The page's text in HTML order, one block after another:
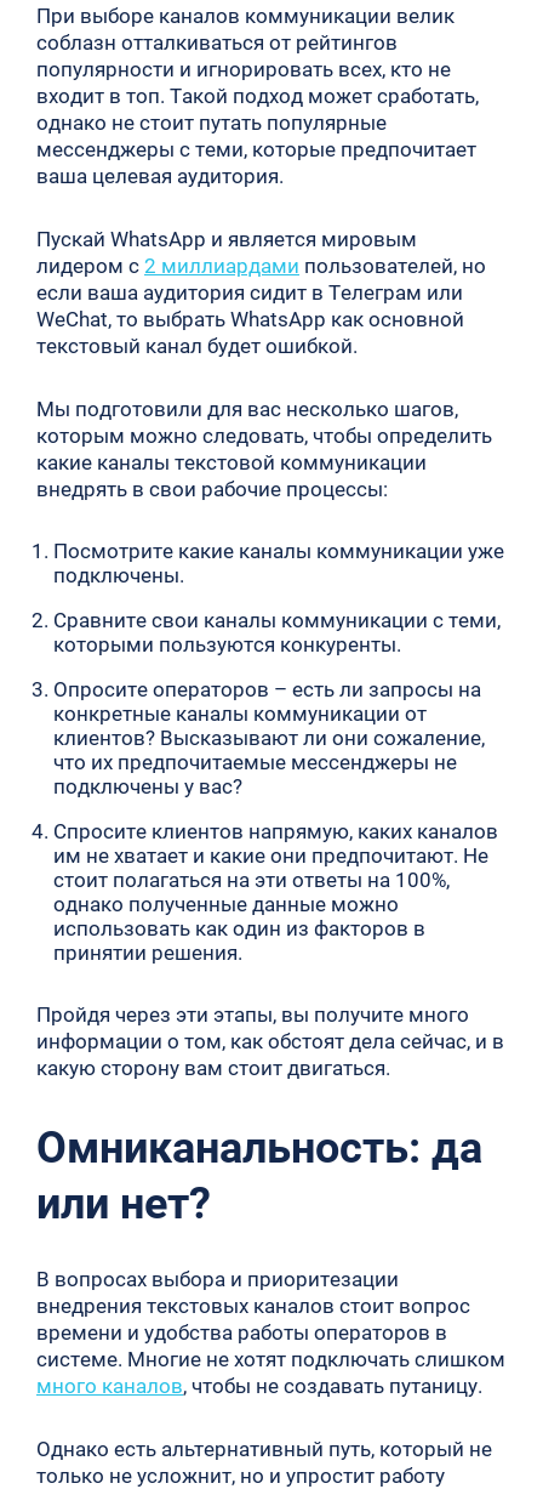
При выборе каналов коммуникации велик
соблазн отталкиваться от рейтингов
популярности и игнорировать всех, кто не
входит в топ. Такой подход может сработать,
однако не стоит путать популярные
мессенджеры с теми, которые предпочитает
ваша целевая аудитория.
Пускай WhatsApp и является мировым
лидером с2 миллиардами пользователей, но
если ваша аудитория сидит в Телеграм или
WeChat, то выбрать WhatsApp как основной
текстовый канал будет ошибкой.
Мы подготовили для вас несколько шагов,
которым можно следовать, чтобы определить
какие каналы текстовой коммуникации
внедрять в свои рабочие процессы:
Посмотрите какие каналы коммуникации уже
подключены.
Сравните свои каналы коммуникации с теми,
которыми пользуются конкуренты.
Опросите операторов – есть ли запросы на
конкретные каналы коммуникации от
клиентов? Высказывают ли они сожаление,
что их предпочитаемые мессенджеры не
подключены у вас?
Спросите клиентов напрямую, каких каналов
им не хватает и какие они предпочитают. Не
стоит полагаться на эти ответы на 100%,
однако полученные данные можно
использовать как один из факторов в
принятии решения.
Пройдя через эти этапы, вы получите много
информации о том, как обстоят дела сейчас, и в
какую сторону вам стоит двигаться.
Омниканальность: да
или нет?
В вопросах выбора и приоритезации
внедрения текстовых каналов стоит вопрос
времени и удобства работы операторов в
системе. Многие не хотят подключать слишком
много каналов, чтобы не создавать путаницу.
Однако есть альтернативный путь, который не
только не усложнит, но и упростит работу